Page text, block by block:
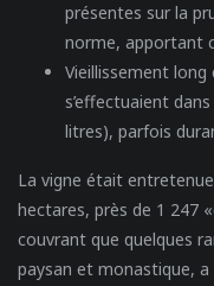
présentes sur la
norme, apportant
Vieillissement
s’effectuaient
litres), parfois
La vigne était
hectares, près de 1 247
couvrant que quelques
paysan et monastique,